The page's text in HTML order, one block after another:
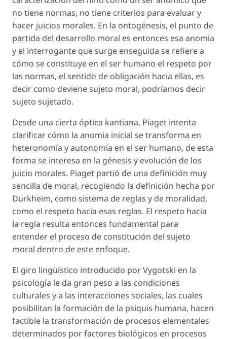
no tiene normas, no tiene criterios para evaluar y
hacer juicios morales. En la ontogénesis, el punto de
partida del desarrollo moral es entonces esa anomia
y el interrogante que surge enseguida se refiere a
cómo se constituye en el ser humano el respeto por
las normas, el sentido de obligación hacia ellas, es
decir como deviene sujeto moral, podríamos decir
sujeto sujetado.
Desde una cierta óptica kantiana, Piaget intenta
clarificar cómo la anomia inicial se transforma en
heteronomía y autonomía en el ser humano, de esta
forma se interesa en la génesis y evolución de los
juicio morales. Piaget partió de una definición muy
sencilla de moral, recogiendo la definición hecha por
Durkheim, como sistema de reglas y de moralidad,
como el respeto hacia esas reglas. El respeto hacia
la regla resulta entonces fundamental para
entender el proceso de constitución del sujeto
moral dentro de este enfoque.
El giro lingüístico introducido por Vygotski en la
psicología le da gran peso a las condiciones
culturales y a las interacciones sociales, las cuales
posibilitan la formación de la psiquis humana, hacen
factible la transformación de procesos elementales
determinados por factores biológicos en procesos